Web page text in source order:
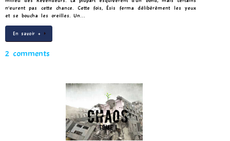
n’eurent pas cette chance. Cette fois, Ésis ferma délibérément les yeux
et se boucha les oreilles. Un…
En savoir +
2 comments